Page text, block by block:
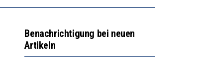
Benachrichtigung bei neuen
Artikeln